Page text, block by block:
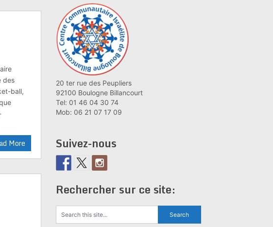
des
ball,
More
20 ter rue des Peupliers
92100 Boulogne Billancourt
Tel: 01 46 04 30 74
Mob: 06 21 07 17 09
Suivez-nous
Rechercher sur ce site: